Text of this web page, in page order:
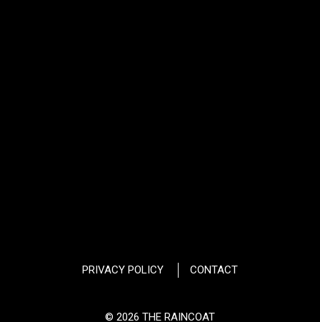
PRIVACY POLICY CONTACT
© 2026 THE RAINCOAT